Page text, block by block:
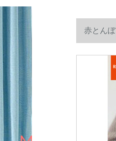
赤とん
ってくだ